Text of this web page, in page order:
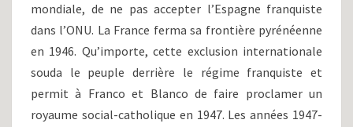
mondiale, de ne pas accepter l’Espagne franquiste
dans l’ONU. La France ferma sa frontière pyrénéenne
en 1946. Qu’importe, cette exclusion internationale
souda le peuple derrière le régime franquiste et
permit à Franco et Blanco de faire proclamer un
royaume social-catholique en 1947. Les années 1947-